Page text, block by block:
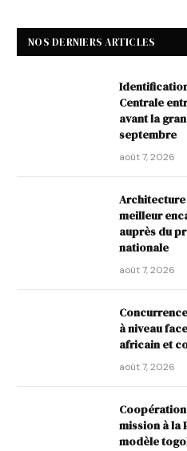
NOS DERNIERS ARTICLES
Centrale
avant la
septembre
août 7, 2026
Architecture
meilleur
auprès du
nationale
août 7, 2026
à niveau
africain et
août 7, 2026
mission à la
modèle